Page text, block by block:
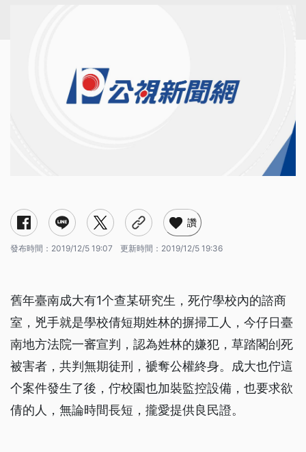
讚
發布時間： 2019/12/5 19:07 更新時間： 2019/12/5 19:36
舊年臺南成大有1个查某研究生，死佇學校內的諮商
室，兇手就是學校倩短期姓林的摒掃工人，今仔日臺
南地方法院一審宣判，認為姓林的嫌犯，草踏閣刣死
被害者，共判無期徒刑，褫奪公權終身。成大也佇這
个案件發生了後，佇校園也加裝監控設備，也要求欲
倩的人，無論時間長短，攏愛提供良民證。